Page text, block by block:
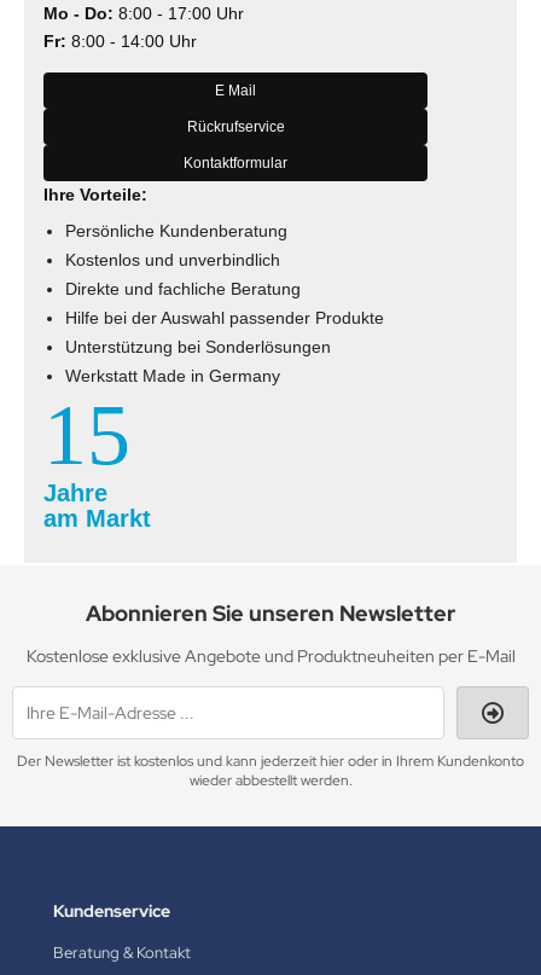
Mo - Do: 8:00 - 17:00 Uhr
Fr: 8:00 - 14:00 Uhr
E Mail
Rückrufservice
Kontaktformular
Ihre Vorteile:
Persönliche Kundenberatung
Kostenlos und unverbindlich
Direkte und fachliche Beratung
Hilfe bei der Auswahl passender Produkte
Unterstützung bei Sonderlösungen
Werkstatt Made in Germany
15
Jahre
am Markt
Abonnieren Sie unseren Newsletter
Kostenlose exklusive Angebote und Produktneuheiten per E-Mail
Der Newsletter ist kostenlos und kann jederzeit hier oder in Ihrem Kundenkonto
wieder abbestellt werden.
Kundenservice
Beratung & Kontakt